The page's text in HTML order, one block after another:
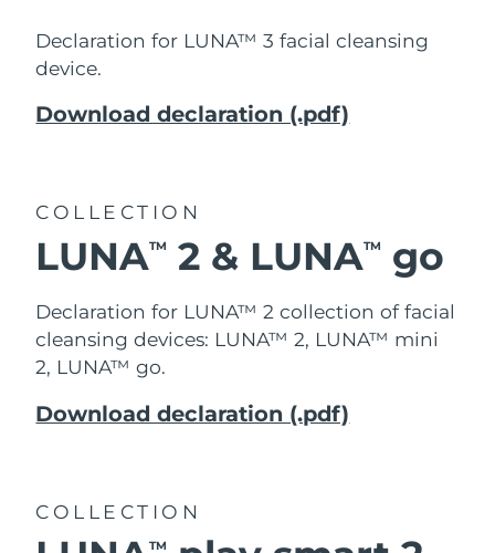
Declaration for LUNA™ 3 facial cleansing
device.
Download declaration (.pdf)
COLLECTION
LUNATM 2 & LUNATM go
Declaration for LUNA™ 2 collection of facial
cleansing devices: LUNA™ 2, LUNA™ mini
2, LUNA™ go.
Download declaration (.pdf)
COLLECTION
TM